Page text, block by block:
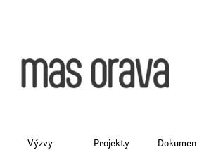
Výzvy Projekty